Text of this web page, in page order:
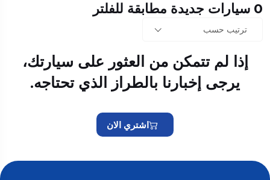
0 سيارات جديدة مطابقة للفلتر
ترتيب حسب
إذا لم تتمكن من العثور على سيارتك،
يرجى إخبارنا بالطراز الذي تحتاجه.
اشتري الان